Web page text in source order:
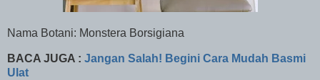
Nama Botani: Monstera Borsigiana
BACA JUGA : Jangan Salah! Begini Cara Mudah Basmi
Ulat